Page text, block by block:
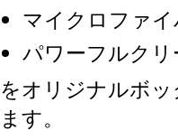
マイクロファ
パワーフルク
をオリジナルボ
ます。